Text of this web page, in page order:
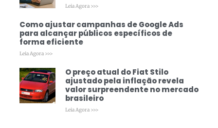
Leia Agora >>>
Como ajustar campanhas de Google Ads
para alcançar públicos específicos de
forma eficiente
Leia Agora >>>
O preço atual do Fiat Stilo
ajustado pela inflação revela
valor surpreendente no mercado
brasileiro
Leia Agora >>>